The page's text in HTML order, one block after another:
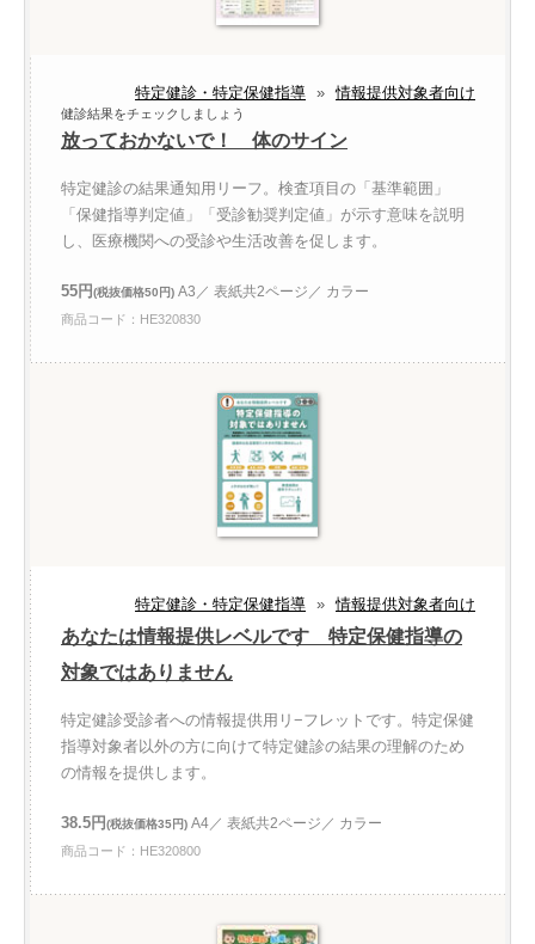
特定健診・特定保健指導 » 情報提供対象者向け
健診結果をチェックしましょう
放っておかないで！ 体のサイン
特定健診の結果通知用リーフ。検査項目の「基準範囲」
「保健指導判定値」「受診勧奨判定値」が示す意味を説明
し、医療機関への受診や生活改善を促します。
55円(税抜価格50円) A3／ 表紙共2ページ／ カラー
商品コード：HE320830
特定健診・特定保健指導 » 情報提供対象者向け
あなたは情報提供レベルです 特定保健指導の
対象ではありません
特定健診受診者への情報提供用リ−フレットです。特定保健
指導対象者以外の方に向けて特定健診の結果の理解のため
の情報を提供します。
38.5円(税抜価格35円) A4／ 表紙共2ページ／ カラー
商品コード：HE320800